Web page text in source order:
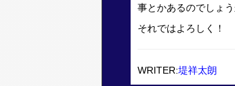
事とかあるのでしょう
それではよろしく！
WRITER:堤祥太朗